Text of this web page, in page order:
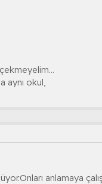
aynı okul,
anlamaya